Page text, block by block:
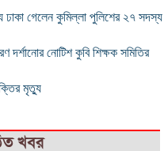
ঢাকা গেলেন কুমিল্লা পুলিশের ২৭ সদস্য
দর্শানোর নোটিশ কুবি শিক্ষক সমিতির
মৃত্যু
খবর